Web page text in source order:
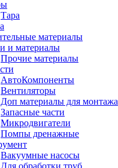
Тара
материалы
и материалы
Прочие материалы
АвтоКомпоненты
Вентиляторы
Доп материалы для монтажа
Запасные части
Микродвигатели
Помпы дренажные
Вакуумные насосы
Для обработки труб